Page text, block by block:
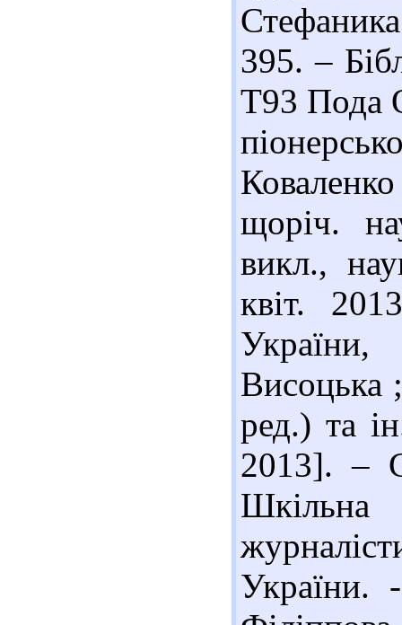
395. –
Т93 Пода
щоріч.
викл.,
квіт.
ред.) та
2013]. –
Шкільна